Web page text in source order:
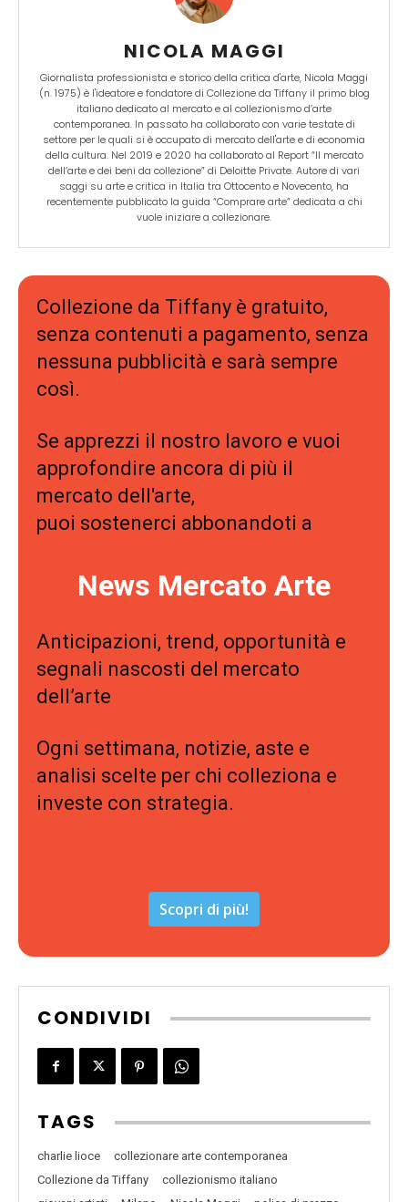
NICOLA MAGGI
Giornalista professionista e storico della critica d'arte, Nicola Maggi
(n. 1975) è l'ideatore e fondatore di Collezione da Tiffany il primo blog
italiano dedicato al mercato e al collezionismo d’arte
contemporanea. In passato ha collaborato con varie testate di
settore per le quali si è occupato di mercato dell'arte e di economia
della cultura. Nel 2019 e 2020 ha collaborato al Report “Il mercato
dell’arte e dei beni da collezione” di Deloitte Private. Autore di vari
saggi su arte e critica in Italia tra Ottocento e Novecento, ha
recentemente pubblicato la guida “Comprare arte” dedicata a chi
vuole iniziare a collezionare.
Collezione da Tiffany è gratuito,
senza contenuti a pagamento, senza
nessuna pubblicità e sarà sempre
così.
Se apprezzi il nostro lavoro e vuoi
approfondire ancora di più il
mercato dell'arte,
puoi sostenerci abbonandoti a
News Mercato Arte
Anticipazioni, trend, opportunità e
segnali nascosti del mercato
dell’arte
Ogni settimana, notizie, aste e
analisi scelte per chi colleziona e
investe con strategia.
Scopri di più!
CONDIVIDI
TAGS
charlie lioce
collezionare arte contemporanea
Collezione da Tiffany
collezionismo italiano